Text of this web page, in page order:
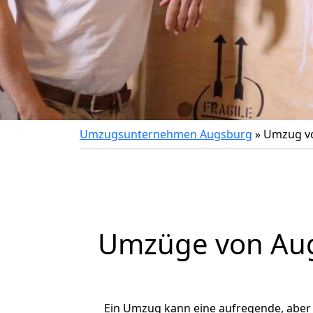
Umzugsunternehmen Augsburg » Umzug
Umzüge von
Ein Umzug kann eine aufregende,